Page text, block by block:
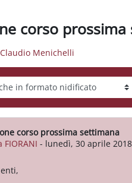
corso
Menichelli
corso prossima settimana
FIORANI - lunedì, 30 aprile
0